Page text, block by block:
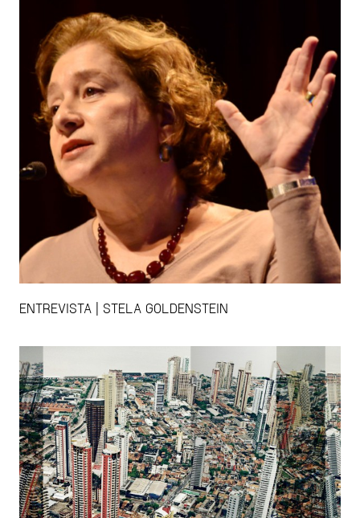
ENTREVISTA | STELA GOLDENSTEIN